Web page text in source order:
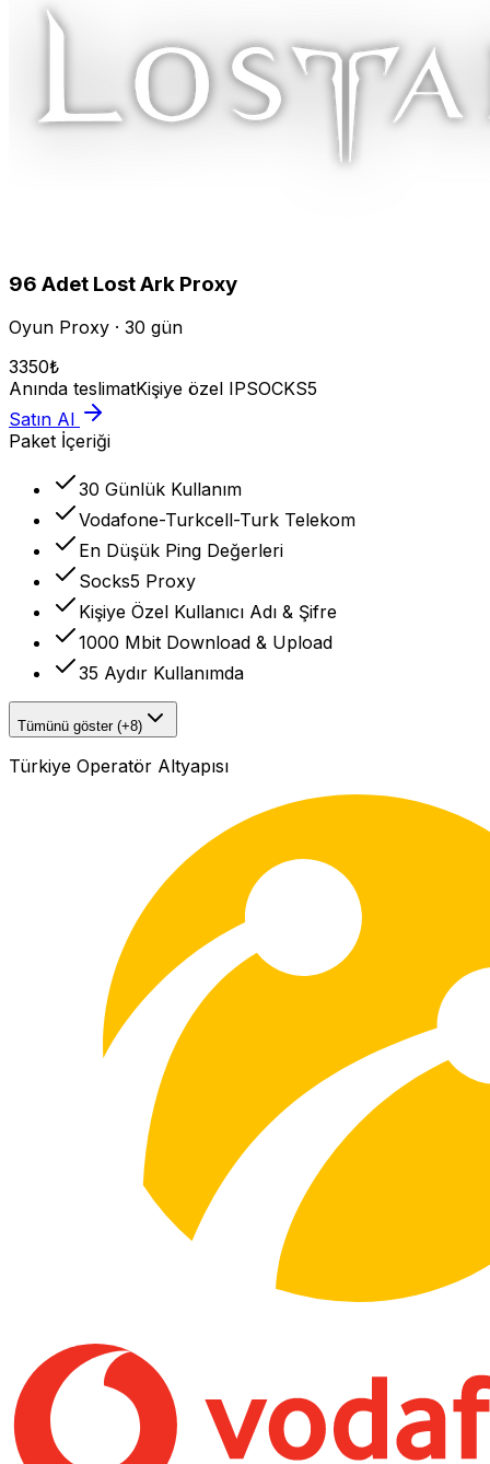
96 Adet Lost Ark Proxy
Oyun Proxy · 30 gün
3350₺
Anında teslimatKişiye özel IPSOCKS5
Satın Al
Paket İçeriği
30 Günlük Kullanım
Vodafone-Turkcell-Turk Telekom
En Düşük Ping Değerleri
Socks5 Proxy
Kişiye Özel Kullanıcı Adı & Şifre
1000 Mbit Download & Upload
35 Aydır Kullanımda
Tümünü göster (+8)
Türkiye Operatör Altyapısı